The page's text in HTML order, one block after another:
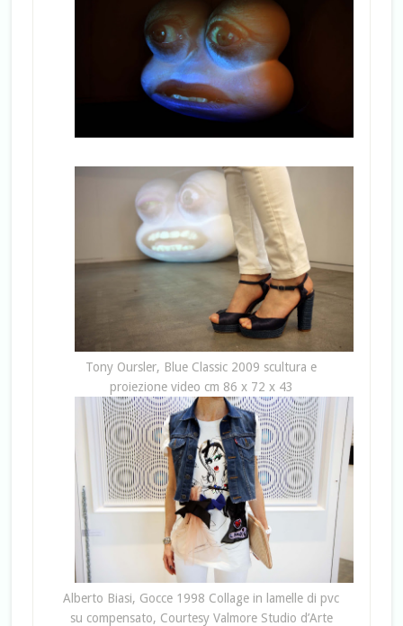
Tony Oursler, Blue Classic 2009 scultura e
proiezione video cm 86 x 72 x 43
Alberto Biasi, Gocce 1998 Collage in lamelle di pvc
su compensato, Courtesy Valmore Studio d’Arte